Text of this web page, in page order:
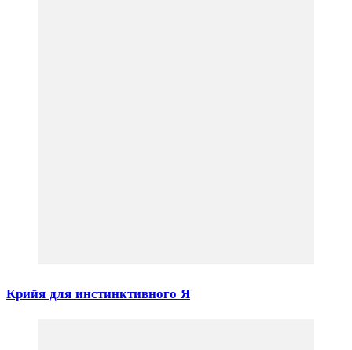
Крийя для инстинктивного Я